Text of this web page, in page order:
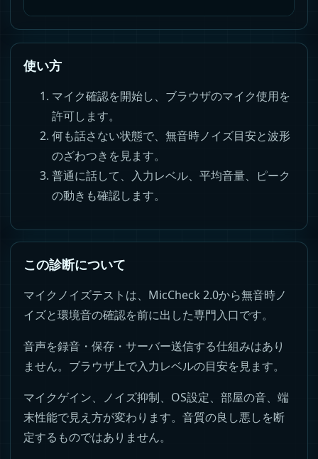
使い方
マイク確認を開始し、ブラウザのマイク使用を
許可します。
何も話さない状態で、無音時ノイズ目安と波形
のざわつきを見ます。
普通に話して、入力レベル、平均音量、ピーク
の動きも確認します。
この診断について
マイクノイズテストは、MicCheck 2.0から無音時ノ
イズと環境音の確認を前に出した専門入口です。
音声を録音・保存・サーバー送信する仕組みはあり
ません。ブラウザ上で入力レベルの目安を見ます。
マイクゲイン、ノイズ抑制、OS設定、部屋の音、端
末性能で見え方が変わります。音質の良し悪しを断
定するものではありません。